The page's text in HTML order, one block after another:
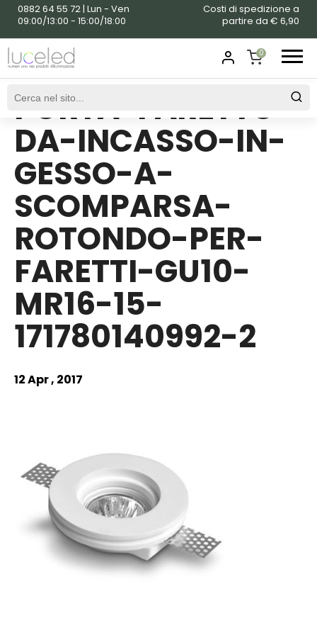
0882 64 55 72 | Lun - Ven
09:00/13:00 - 15:00/18:00
Costi di spedizione a
partire da € 6,90
0
SHOPPING
CART
PORTA-FARETTO-
DA-INCASSO-IN-
GESSO-A-
SCOMPARSA-
ROTONDO-PER-
FARETTI-GU10-
MR16-15-
171780140992-2
12 Apr , 2017